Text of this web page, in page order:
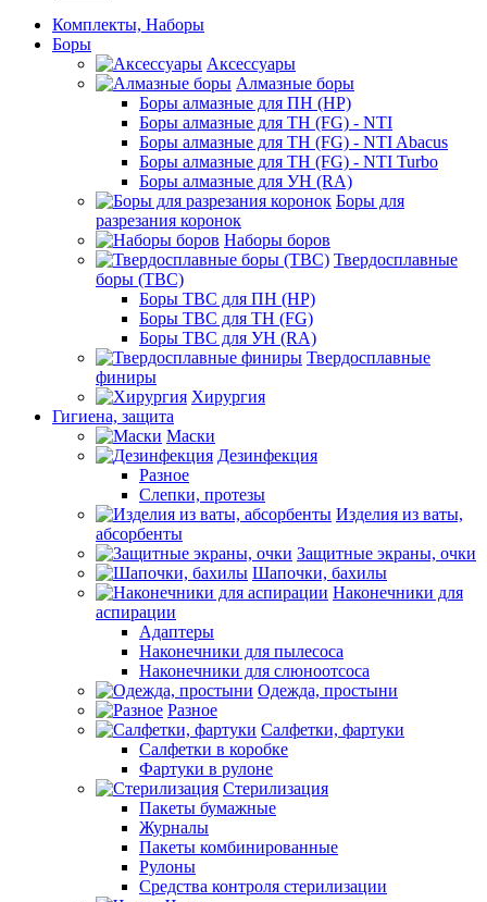
Комплекты, Наборы
Боры
Аксессуары
Алмазные боры
Боры алмазные для ПН (HP)
Боры алмазные для ТН (FG) - NTI
Боры алмазные для ТН (FG) - NTI Abacus
Боры алмазные для ТН (FG) - NTI Turbo
Боры алмазные для УН (RA)
Боры для
разрезания коронок
Наборы боров
Твердосплавные
боры (ТВС)
Боры ТВС для ПН (HP)
Боры ТВС для ТН (FG)
Боры ТВС для УН (RA)
Твердосплавные
финиры
Хирургия
Гигиена, защита
Маски
Дезинфекция
Разное
Слепки, протезы
Изделия из ваты,
абсорбенты
Защитные экраны, очки
Шапочки, бахилы
Наконечники для
аспирации
Адаптеры
Наконечники для пылесоса
Наконечники для слюноотсоса
Одежда, простыни
Разное
Салфетки, фартуки
Салфетки в коробке
Фартуки в рулоне
Стерилизация
Пакеты бумажные
Журналы
Пакеты комбинированные
Рулоны
Средства контроля стерилизации